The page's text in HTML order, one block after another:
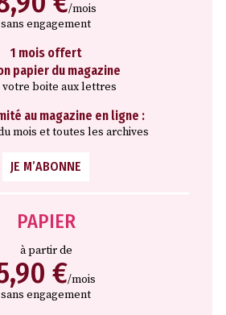
/mois
sans engagement
1 mois offert
papier du magazine
votre boite aux lettres
au magazine en ligne :
mois et toutes les archives
JE M’ABONNE
PAPIER
à partir de
€/mois
sans engagement